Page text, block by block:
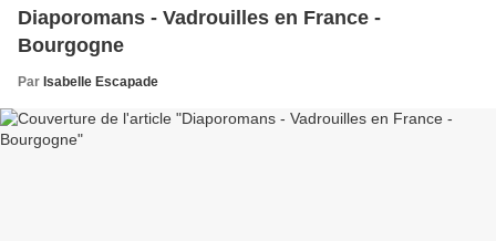
Diaporomans - Vadrouilles en France -
Bourgogne
Par Isabelle Escapade